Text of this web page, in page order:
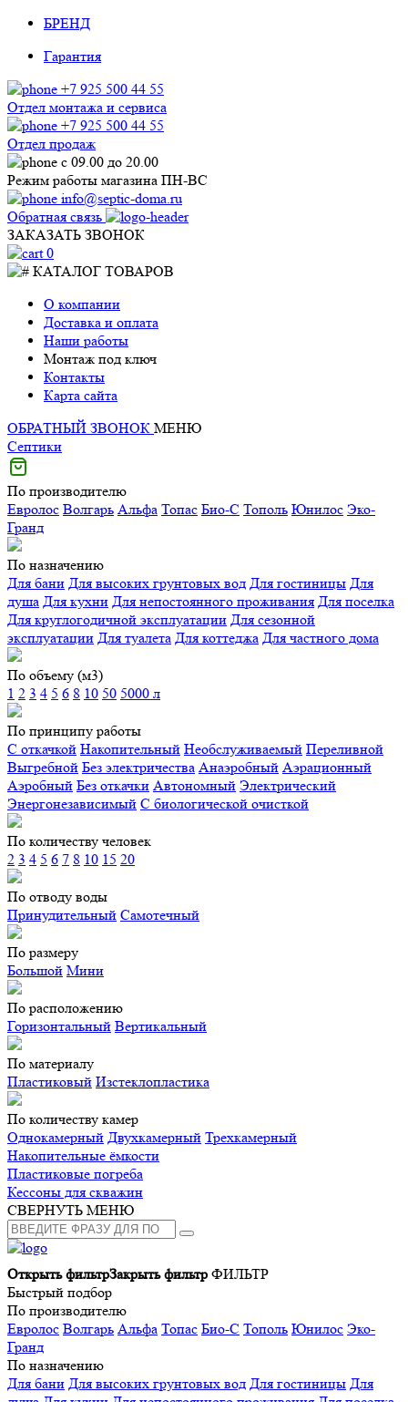
БРЕНД
Гарантия
+7 925 500 44 55
Отдел монтажа и сервиса
+7 925 500 44 55
Отдел продаж
с 09.00 до 20.00
Режим работы магазина ПН-ВС
info@septic-doma.ru
Обратная связь
ЗАКАЗАТЬ ЗВОНОК
0
КАТАЛОГ ТОВАРОВ
О компании
Доставка и оплата
Наши работы
Монтаж под ключ
Контакты
Карта сайта
ОБРАТНЫЙ ЗВОНОК МЕНЮ
Септики
По производителю
Евролос Волгарь Альфа Топас Био-С Тополь Юнилос Эко-
Гранд
По назначению
Для бани Для высоких грунтовых вод Для гостиницы Для
душа Для кухни Для непостоянного проживания Для поселка
Для круглогодичной эксплуатации Для сезонной
эксплуатации Для туалета Для коттеджа Для частного дома
По объему (м3)
1 2 3 4 5 6 8 10 50 5000 л
По принципу работы
С откачкой Накопительный Необслуживаемый Переливной
Выгребной Без электричества Анаэробный Аэрационный
Аэробный Без откачки Автономный Электрический
Энергонезависимый С биологической очисткой
По количеству человек
2 3 4 5 6 7 8 10 15 20
По отводу воды
Принудительный Самотечный
По размеру
Большой Мини
По расположению
Горизонтальный Вертикальный
По материалу
Пластиковый Изстеклопластика
По количеству камер
Однокамерный Двухкамерный Трехкамерный
Накопительные ёмкости
Пластиковые погреба
Кессоны для скважин
СВЕРНУТЬ МЕНЮ
Открыть фильтрЗакрыть фильтр ФИЛЬТР
Быстрый подбор
По производителю
Евролос Волгарь Альфа Топас Био-С Тополь Юнилос Эко-
Гранд
По назначению
Для бани Для высоких грунтовых вод Для гостиницы Для